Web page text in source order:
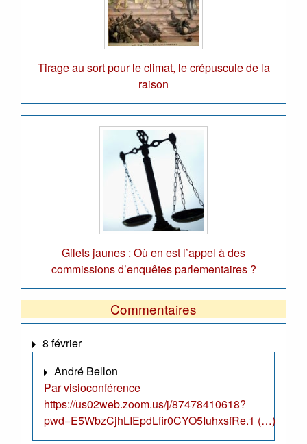
Tirage au sort pour le climat, le crépuscule de la
raison
Gilets jaunes : Où en est l’appel à des
commissions d’enquêtes parlementaires ?
Commentaires
8 février
André Bellon
Par visioconférence
https://us02web.zoom.us/j/87478410618?
pwd=E5WbzCjhLIEpdLfir0CYO5IuhxsfRe.1 (…)